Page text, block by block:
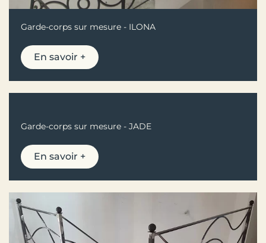
Garde-corps sur mesure - ILONA
En savoir +
Garde-corps sur mesure - JADE
En savoir +